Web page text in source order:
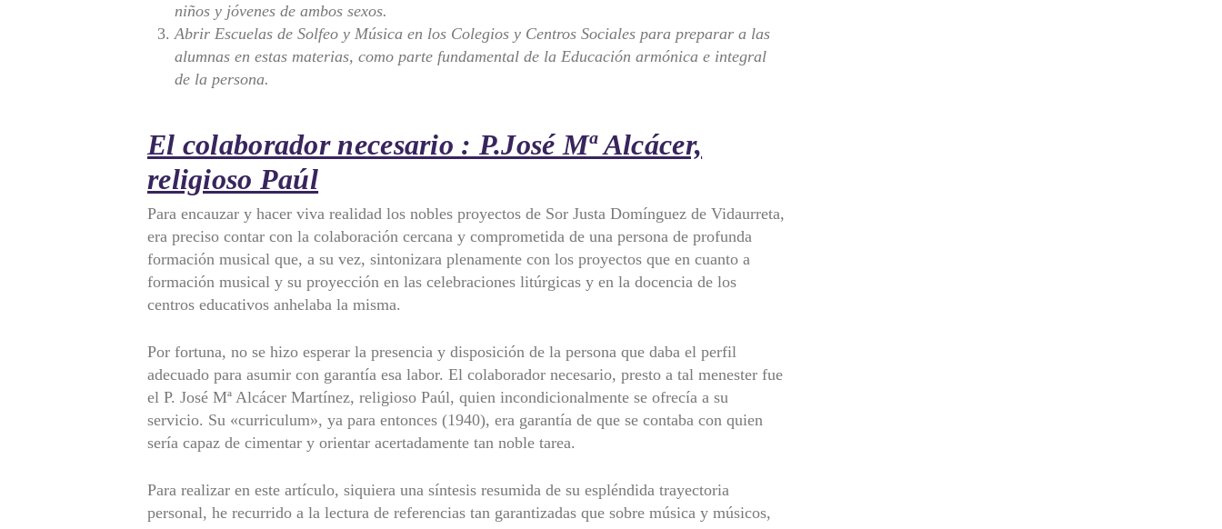
niños y jóvenes de ambos sexos.
Abrir Escuelas de Solfeo y Música en los Colegios y Centros Sociales para preparar a las
alumnas en estas materias, como parte fundamental de la Educación armónica e integral
de la persona.
El colaborador necesario : P.José Mª Alcácer,
religioso Paúl
Para encauzar y hacer viva realidad los nobles proyectos de Sor Justa Domínguez de Vidaurreta,
era preciso contar con la colaboración cercana y comprometida de una persona de profunda
formación musical que, a su vez, sintonizara plenamente con los proyectos que en cuanto a
formación musical y su proyección en las celebraciones litúrgicas y en la docencia de los
centros educativos anhelaba la misma.
Por fortuna, no se hizo esperar la presencia y disposición de la persona que daba el perfil
adecuado para asumir con garantía esa labor. El colaborador necesario, presto a tal menester fue
el P. José Mª Alcácer Martínez, religioso Paúl, quien incondicionalmente se ofrecía a su
servicio. Su «curriculum», ya para entonces (1940), era garantía de que se contaba con quien
sería capaz de cimentar y orientar acertadamente tan noble tarea.
Para realizar en este artículo, siquiera una síntesis resumida de su espléndida trayectoria
personal, he recurrido a la lectura de referencias tan garantizadas que sobre música y músicos,